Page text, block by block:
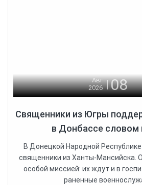
Авг
2026
08
Священники из Югры
в Донбассе словом
В Донецкой Народной
священники из Ханты-Мансийска.
особой миссией: их ждут и в
раненные